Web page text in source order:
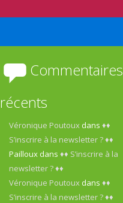
Commentaires
récents
Véronique Poutoux dans♦♦
S’inscrire à la newsletter ? ♦♦
Pailloux dans♦♦ S’inscrire à la
newsletter ? ♦♦
Véronique Poutoux dans♦♦
S’inscrire à la newsletter ? ♦♦